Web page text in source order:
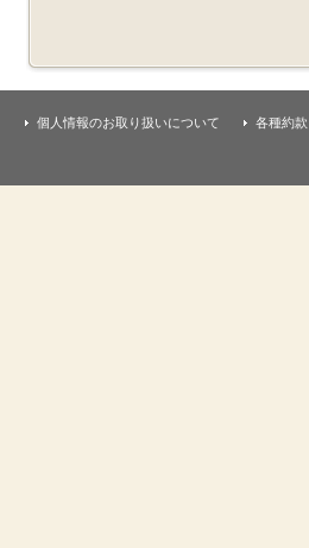
個人情報のお取り扱いについて 各種約款